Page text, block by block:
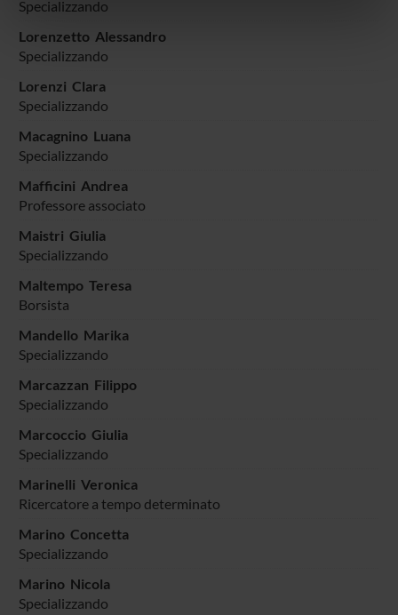
pubblicità e social media, i quali potrebbero combinarle
con altre informazioni che hai fornito loro o che hanno
raccolto dal tuo utilizzo dei loro servizi.
Specializzando
Lorenzetto Alessandro
Specializzando
Lorenzi Clara
Specializzando
Macagnino Luana
Specializzando
Mafficini Andrea
Professore associato
Maistri Giulia
Specializzando
Maltempo Teresa
Borsista
Mandello Marika
Specializzando
Marcazzan Filippo
Specializzando
Marcoccio Giulia
Specializzando
Marinelli Veronica
Ricercatore a tempo determinato
Marino Concetta
Specializzando
Marino Nicola
Specializzando